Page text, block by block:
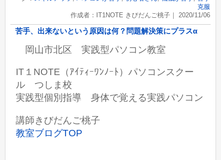
克服
作成者：IT1NOTE きびだんご桃子｜ 2020/11/06
苦手、出来ないという原因は何？問題解決策にプラスα
岡山市北区 実践型パソコン教室
IT１NOTE（ｱｲﾃｨｰﾜﾝﾉｰﾄ）パソコンスクー
ル つしま校
実践型個別指導 身体で覚える実践パソコン
講師きびだんご桃子
教室ブログTOP